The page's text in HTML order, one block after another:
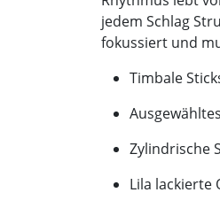
jedem Schlag
fokussiert und
Timbale
Zylindrische
Lila lackierte